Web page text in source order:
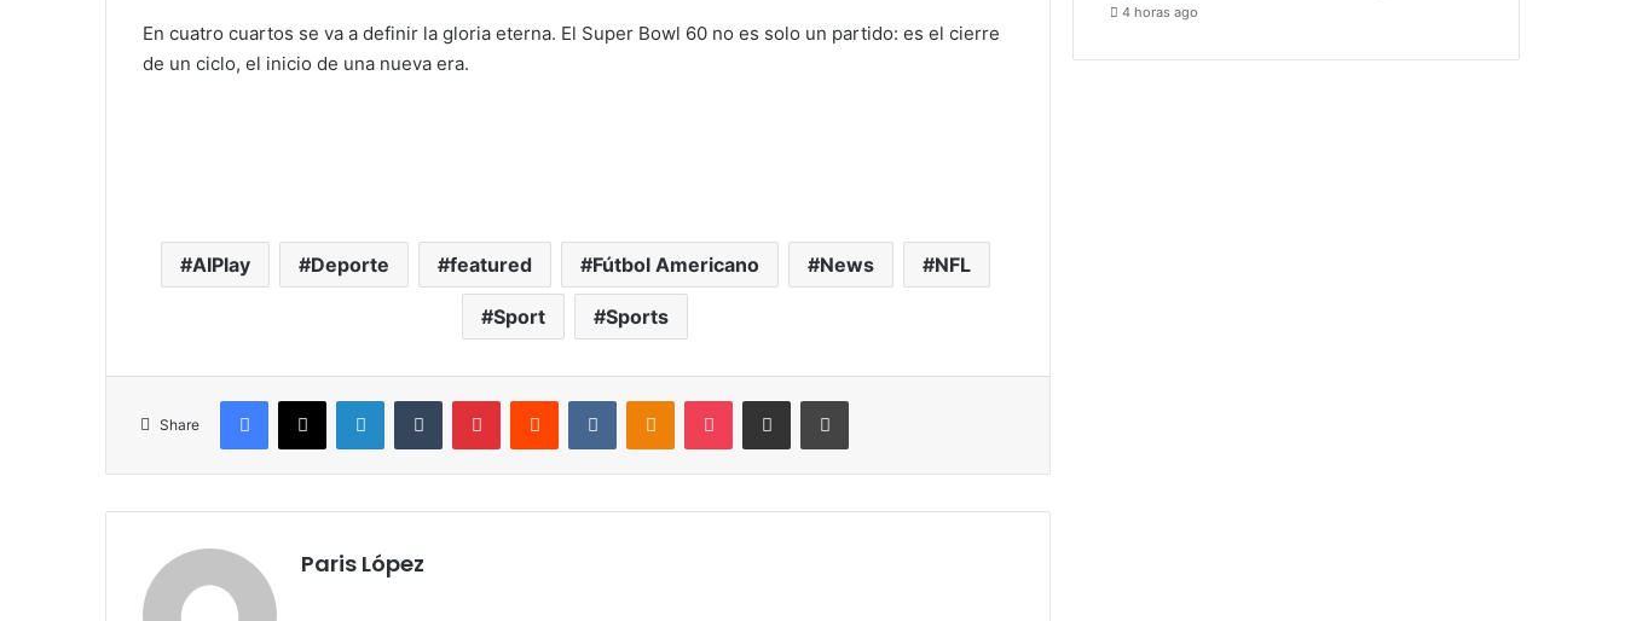
En cuatro cuartos se va a definir la gloria eterna. El Super Bowl 60 no es solo un partido: es el cierre
de un ciclo, el inicio de una nueva era.
AIPlay Deporte featured Fútbol Americano News NFL
Sport Sports
Share
Facebook
X LinkedInTumblr PinterestReddit VKontakteOdnoklassniki
Pocket Share via Email Print
Paris López
4 horas ago